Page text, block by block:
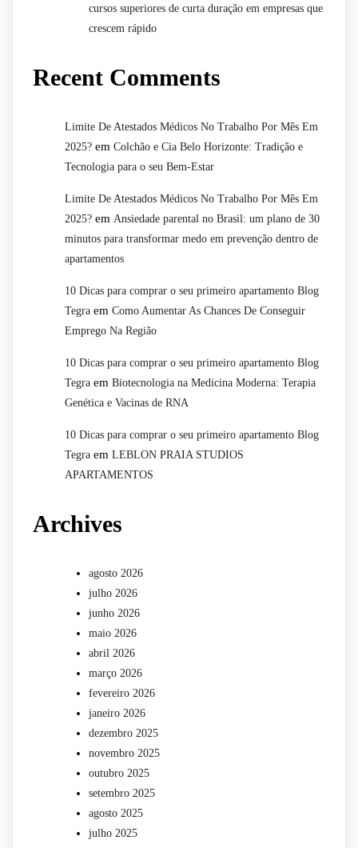
cursos superiores de curta duração em empresas que
crescem rápido
Recent Comments
Limite De Atestados Médicos No Trabalho Por Mês Em
2025? em Colchão e Cia Belo Horizonte: Tradição e
Tecnologia para o seu Bem-Estar
Limite De Atestados Médicos No Trabalho Por Mês Em
2025? em Ansiedade parental no Brasil: um plano de 30
minutos para transformar medo em prevenção dentro de
apartamentos
10 Dicas para comprar o seu primeiro apartamento Blog
Tegra em Como Aumentar As Chances De Conseguir
Emprego Na Região
10 Dicas para comprar o seu primeiro apartamento Blog
Tegra em Biotecnologia na Medicina Moderna: Terapia
Genética e Vacinas de RNA
10 Dicas para comprar o seu primeiro apartamento Blog
Tegra em LEBLON PRAIA STUDIOS
APARTAMENTOS
Archives
agosto 2026
julho 2026
junho 2026
maio 2026
abril 2026
março 2026
fevereiro 2026
janeiro 2026
dezembro 2025
novembro 2025
outubro 2025
setembro 2025
agosto 2025
julho 2025